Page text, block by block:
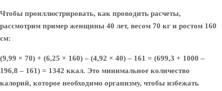
Чтобы проиллюстрировать, как проводить расчеты,
рассмотрим пример женщины 40 лет, весом 70 кг и ростом 160
см:
(9,99 × 70) + (6,25 × 160) – (4,92 × 40) – 161 = (699,3 + 1000 –
196,8 – 161) = 1342 ккал. Это минимальное количество
калорий, которое необходимо организму, чтобы избежать